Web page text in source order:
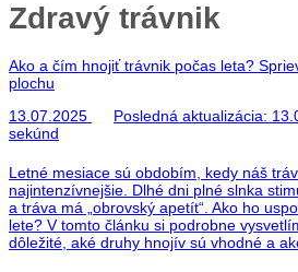
Zdravý trávnik
Ako a čím hnojiť trávnik počas leta?
plochu
13.07.2025
Posledná aktualizácia:
sekúnd
Letné mesiace sú obdobím, kedy náš
najintenzívnejšie. Dlhé dni plné slnka
a tráva má „obrovský apetít“. Ako ho
lete? V tomto článku si podrobne
dôležité, aké druhy hnojív sú vhodné a